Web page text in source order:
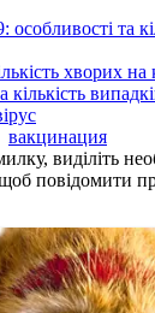
та
хворих на
кількість
вакцинация
виділіть
повідомити